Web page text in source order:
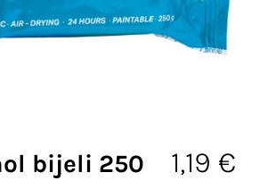
bijeli 250
1,19 €